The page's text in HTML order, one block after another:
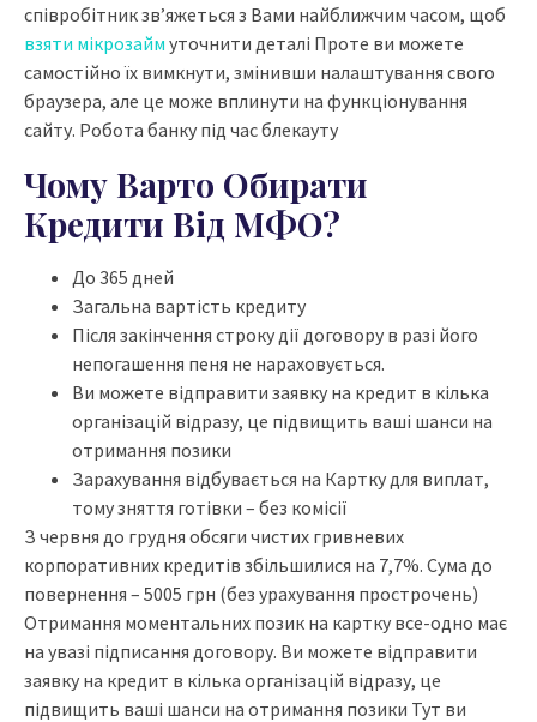
співробітник зв’яжеться з Вами найближчим часом, щоб
взяти мікрозайм уточнити деталі Проте ви можете
самостійно їх вимкнути, змінивши налаштування свого
браузера, але це може вплинути на функціонування
сайту. Робота банку під час блекауту
Чому Варто Обирати
Кредити Від МФО?
До 365 дней
Загальна вартість кредиту
Після закінчення строку дії договору в разі його
непогашення пеня не нараховується.
Ви можете відправити заявку на кредит в кілька
організацій відразу, це підвищить ваші шанси на
отримання позики
Зарахування відбувається на Картку для виплат,
тому зняття готівки – без комісії
З червня до грудня обсяги чистих гривневих
корпоративних кредитів збільшилися на 7,7%. Сума до
повернення – 5005 грн (без урахування прострочень)
Отримання моментальних позик на картку все-одно має
на увазі підписання договору. Ви можете відправити
заявку на кредит в кілька організацій відразу, це
підвищить ваші шанси на отримання позики Тут ви